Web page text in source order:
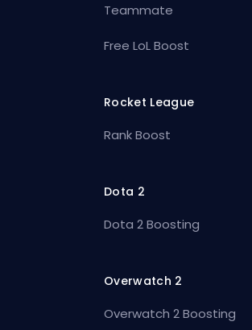
Teammate
Free LoL Boost
Rocket League
Rank Boost
Dota 2
Dota 2 Boosting
Overwatch 2
Overwatch 2 Boosting